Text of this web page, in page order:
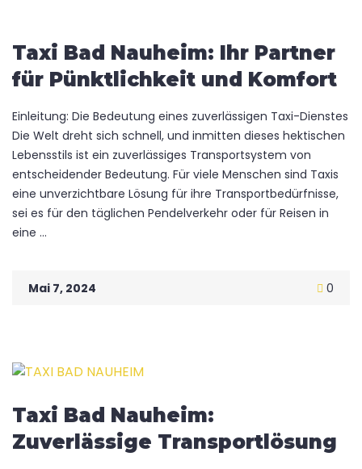
Taxi Bad Nauheim: Ihr Partner
für Pünktlichkeit und Komfort
Einleitung: Die Bedeutung eines zuverlässigen Taxi-Dienstes
Die Welt dreht sich schnell, und inmitten dieses hektischen
Lebensstils ist ein zuverlässiges Transportsystem von
entscheidender Bedeutung. Für viele Menschen sind Taxis
eine unverzichtbare Lösung für ihre Transportbedürfnisse,
sei es für den täglichen Pendelverkehr oder für Reisen in
eine ...
Mai 7, 2024 0
Taxi Bad Nauheim:
Zuverlässige Transportlösung